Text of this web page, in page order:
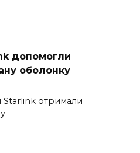
допомогли
оболонку
Starlink отримали